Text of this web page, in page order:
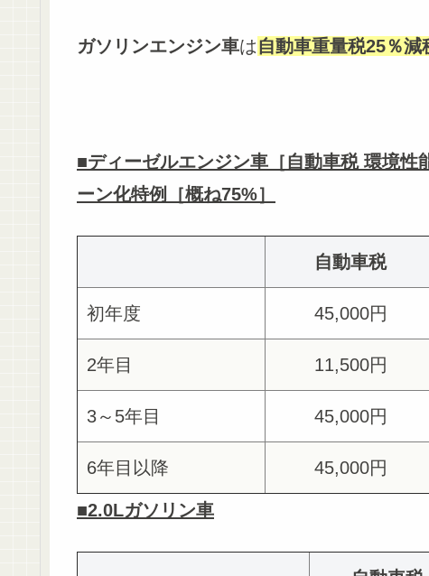
ガソリンエンジン車は自動車重量税25％
■ディーゼルエンジン車［自動車税 環境
ーン化特例［概ね75%］
自動車税
初年度 45,000円
2年目 11,500円
3～5年目 45,000円
6年目以降 45,000円
■2.0Lガソリン車